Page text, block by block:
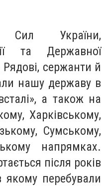
Сил України,
та Державної
сержанти й
нашу державу в
а також на
Харківському,
Сумському,
напрямках.
після років
якому перебували